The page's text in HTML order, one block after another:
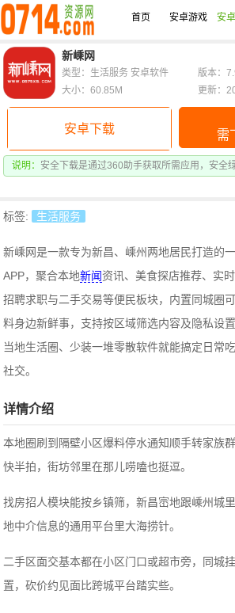
首页 安卓游戏 安
新嵊网
安卓下载
需
说明： 安全下载是通过360助手获取所需应用，安全
类型：生活服务 安卓软件
版本：
大小：60.85M
更新：
标签: 生活服务
新嵊网是一款专为新昌、嵊州两地居民打造的
APP，聚合本地新闻资讯、美食探店推荐、实
招聘求职与二手交易等便民板块，内置同城圈
料身边新鲜事，支持按区域筛选内容及隐私设
当地生活圈、少装一堆零散软件就能搞定日常
社交。
详情介绍
本地圈刷到隔壁小区爆料停水通知顺手转家族
快半拍，街坊邻里在那儿唠嗑也挺逗。
找房招人模块能按乡镇筛，新昌崈地跟嵊州城
地中介信息的通用平台里大海捞针。
二手区面交基本都在小区门口或超市旁，同城
置，砍价约见面比跨城平台踏实些。